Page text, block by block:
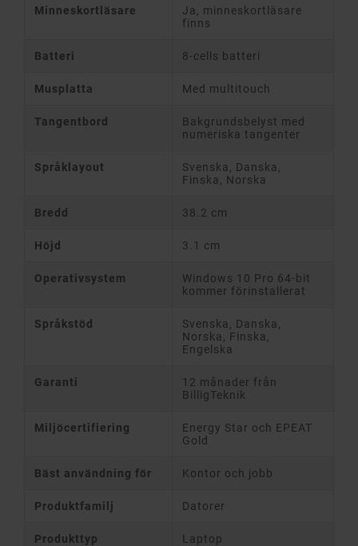
Minneskortläsare
Ja, minneskortläsare
finns
Batteri 8-cells batteri
Musplatta Med multitouch
Tangentbord
Bakgrundsbelyst med
numeriska tangenter
Språklayout
Svenska, Danska,
Finska, Norska
Bredd 38.2 cm
Höjd 3.1 cm
Operativsystem
Windows 10 Pro 64-bit
kommer förinstallerat
Språkstöd
Svenska, Danska,
Norska, Finska,
Engelska
Garanti
12 månader från
BilligTeknik
Miljöcertifiering
Energy Star och EPEAT
Gold
Bäst användning för Kontor och jobb
Produktfamilj Datorer
Produkttyp Laptop